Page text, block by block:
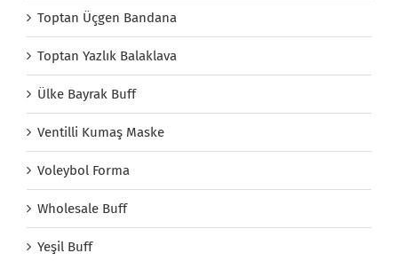
Toptan Üçgen Bandana
Toptan Yazlık Balaklava
Ülke Bayrak Buff
Ventilli Kumaş Maske
Voleybol Forma
Wholesale Buff
Yeşil Buff